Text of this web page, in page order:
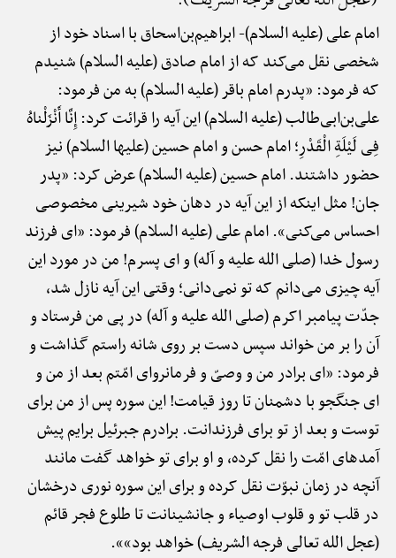
امام علی (علیه السلام)-ابراهیم‌بن‌اسحاق با اسناد خود از
شخصی نقل می‌کند که از امام صادق (علیه السلام) شنیدم
که فرمود: «پدرم امام باقر (علیه السلام) به من فرمود:
علی‌بن‌ابی‌طالب (علیه السلام) این آیه را قرائت کرد: إِنَّا أَنْزَلْناهُ
فِی لَیْلَةِ الْقَدْرِ؛ امام حسن و امام حسین (علیها السلام) نیز
حضور داشتند. امام حسین (علیه السلام) عرض کرد: «پدر
جان! مثل اینکه از این آیه در دهان خود شیرینی مخصوصی
احساس می‌کنی». امام علی (علیه السلام) فرمود: «ای فرزند
رسول خدا (صلی الله علیه و آله) و ای پسرم! من در مورد این
آیه چیزی می‌دانم که تو نمی‌دانی؛ وقتی این آیه نازل شد،
جدّت پیامبر اکرم (صلی الله علیه و آله) در پی من فرستاد و
آن را بر من خواند سپس دست بر روی شانه راستم گذاشت و
فرمود: «ای برادر من و وصیّ و فرمانروای امّتم بعد از من و
ای جنگجو با دشمنان تا روز قیامت! این سوره پس از من برای
توست و بعد از تو برای فرزندانت. برادرم جبرئیل برایم پیش
آمدهای امّت را نقل کرده، و او برای تو خواهد گفت مانند
آنچه در زمان نبوّت نقل کرده و برای این سوره نوری درخشان
در قلب تو و قلوب اوصیاء و جانشینانت تا طلوع فجر قائم
(عجل الله تعالی فرجه الشریف) خواهد بود»».